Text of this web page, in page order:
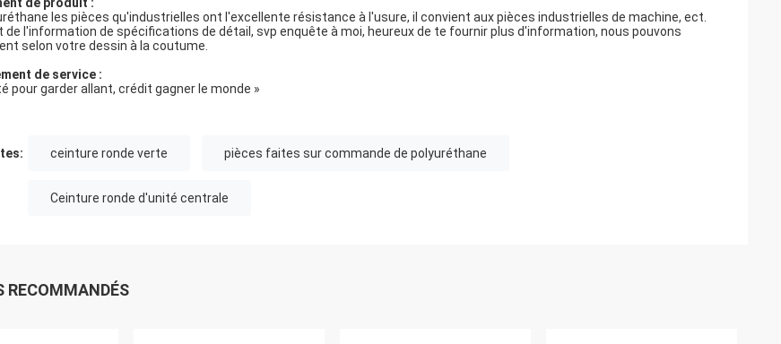
les pièces qu'industrielles ont l'excellente résistance à l'usure, il convient aux pièces industrielles de machine, ect.
de l'information de spécifications de détail, svp enquête à moi, heureux de te fournir plus d'information, nous pouvons
selon votre dessin à la coutume.
de service :
pour garder allant, crédit gagner le monde »
ceinture ronde verte pièces faites sur commande de polyuréthane
Ceinture ronde d'unité centrale
RECOMMANDÉS